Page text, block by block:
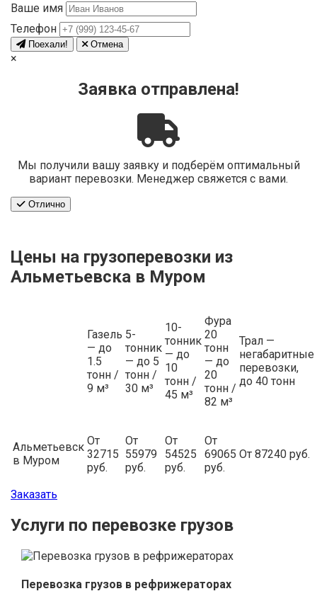
Ваше имя
Телефон
Поехали! Отмена
×
Заявка отправлена!
Мы получили вашу заявку и подберём оптимальный
вариант перевозки. Менеджер свяжется с вами.
Отлично
Цены на грузоперевозки из
Альметьевска в Муром
Газель
— до
1.5
тонн /
9 м³
5-
тонник
— до 5
тонн /
30 м³
10-
тонник
— до
10
тонн /
45 м³
Фура
20
тонн
— до
20
тонн /
82 м³
Трал —
негабаритные
перевозки,
до 40 тонн
Альметьевск
в Муром
От
32715
руб.
От
55979
руб.
От
54525
руб.
От
69065
руб.
От 87240 руб.
Заказать
Услуги по перевозке грузов
Перевозка грузов в рефрижераторах